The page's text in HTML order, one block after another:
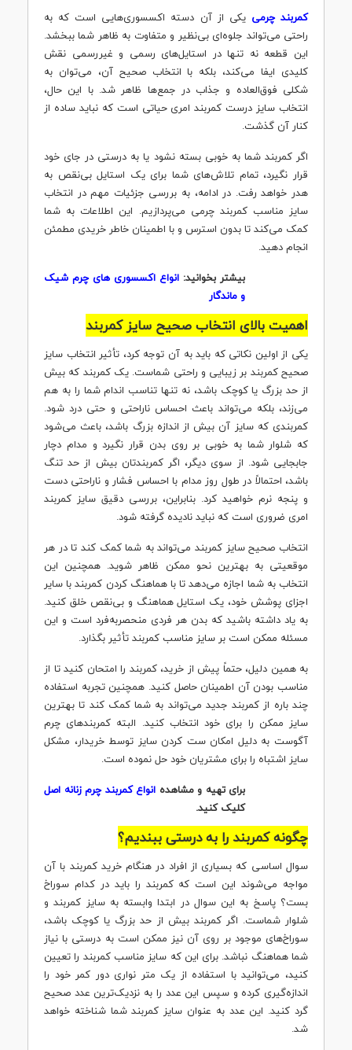
کمربند چرمی یکی از آن دسته اکسسوری‌هایی است که به
راحتی می‌تواند جلوه‌ای بی‌نظیر و متفاوت به ظاهر شما ببخشد.
این قطعه نه تنها در استایل‌های رسمی و غیررسمی نقش
کلیدی ایفا می‌کند، بلکه با انتخاب صحیح آن، می‌توان به
شکلی فوق‌العاده و جذاب در جمع‌ها ظاهر شد. با این حال،
انتخاب سایز درست کمربند امری حیاتی است که نباید ساده از
کنار آن گذشت.
اگر کمربند شما به خوبی بسته نشود یا به درستی در جای خود
قرار نگیرد، تمام تلاش‌های شما برای یک استایل بی‌نقص به
هدر خواهد رفت. در ادامه، به بررسی جزئیات مهم در انتخاب
سایز مناسب کمربند چرمی می‌پردازیم. این اطلاعات به شما
کمک می‌کند تا بدون استرس و با اطمینان خاطر خریدی مطمئن
انجام دهید.
بیشتر بخوانید: انواع اکسسوری های چرم شیک
و ماندگار
اهمیت بالای انتخاب صحیح سایز کمربند
یکی از اولین نکاتی که باید به آن توجه کرد، تأثیر انتخاب سایز
صحیح کمربند بر زیبایی و راحتی شماست. یک کمربند که بیش
از حد بزرگ یا کوچک باشد، نه تنها تناسب اندام شما را به هم
می‌زند، بلکه می‌تواند باعث احساس ناراحتی و حتی درد شود.
کمربندی که سایز آن بیش از اندازه بزرگ باشد، باعث می‌شود
که شلوار شما به خوبی بر روی بدن قرار نگیرد و مدام دچار
جابجایی شود. از سوی دیگر، اگر کمربندتان بیش از حد تنگ
باشد، احتمالاً در طول روز مدام با احساس فشار و ناراحتی دست
و پنجه نرم خواهید کرد. بنابراین، بررسی دقیق سایز کمربند
امری ضروری است که نباید نادیده گرفته شود.
انتخاب صحیح سایز کمربند می‌تواند به شما کمک کند تا در هر
موقعیتی به بهترین نحو ممکن ظاهر شوید. همچنین این
انتخاب به شما اجازه می‌دهد تا با هماهنگ کردن کمربند با سایر
اجزای پوشش خود، یک استایل هماهنگ و بی‌نقص خلق کنید.
به یاد داشته باشید که بدن هر فردی منحصربه‌فرد است و این
مسئله ممکن است بر سایز مناسب کمربند تأثیر بگذارد.
به همین دلیل، حتماً پیش از خرید، کمربند را امتحان کنید تا از
مناسب بودن آن اطمینان حاصل کنید. همچنین تجربه استفاده
چند باره از کمربند جدید می‌تواند به شما کمک کند تا بهترین
سایز ممکن را برای خود انتخاب کنید. البته کمربند‌های چرم
آگوست به دلیل امکان ست کردن سایز توسط خریدار، مشکل
سایز اشتباه را برای مشتریان خود حل نموده‌ است.
برای تهیه و مشاهده انواع کمربند چرم زنانه اصل
کلیک کنید.
چگونه کمربند را به درستی ببندیم؟
سوال اساسی که بسیاری از افراد در هنگام خرید کمربند با آن
مواجه می‌شوند این است که کمربند را باید در کدام سوراخ
بست؟ پاسخ به این سوال در ابتدا وابسته به سایز کمربند و
شلوار شماست. اگر کمربند بیش از حد بزرگ یا کوچک باشد،
سوراخ‌های موجود بر روی آن نیز ممکن است به درستی با نیاز
شما هماهنگ نباشد. برای این که سایز مناسب کمربند را تعیین
کنید، می‌توانید با استفاده از یک متر نواری دور کمر خود را
اندازه‌گیری کرده و سپس این عدد را به نزدیک‌ترین عدد صحیح
گرد کنید. این عدد به عنوان سایز کمربند شما شناخته خواهد
شد.